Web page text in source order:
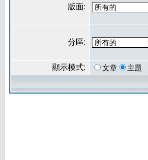
版面:
分區:
顯示模式:
文章 主題